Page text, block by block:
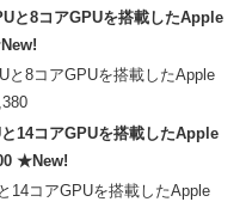
と8コアGPUを搭載したApple
と8コアGPUを搭載したApple
14コアGPUを搭載したApple
★New!
14コアGPUを搭載したApple